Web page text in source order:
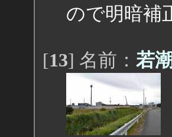
ので明暗補
[13] 名前： 若潮